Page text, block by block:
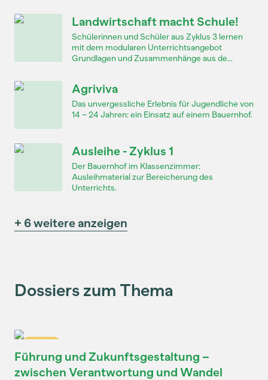
Landwirtschaft macht Schule!
Schülerinnen und Schüler aus Zyklus 3 lernen
mit dem modularen Unterrichtsangebot
Grundlagen und Zusammenhänge aus de...
Agriviva
Das unvergessliche Erlebnis für Jugendliche von
14 – 24 Jahren: ein Einsatz auf einem Bauernhof.
Ausleihe - Zyklus 1
Der Bauernhof im Klassenzimmer:
Ausleihmaterial zur Bereicherung des
Unterrichts.
+ 6 weitere anzeigen
Dossiers zum Thema
Führung und Zukunftsgestaltung –
zwischen Verantwortung und Wandel